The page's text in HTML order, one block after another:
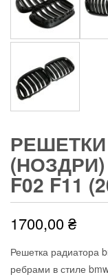
(НОЗДРИ)
F02 F11
1700,00₴
Решетка радиатора
ребрами в стиле